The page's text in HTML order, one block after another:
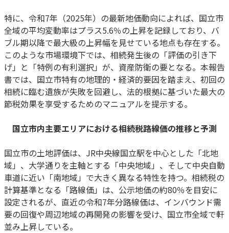
特に、令和7年（2025年）の最新地価動向によれば、国立市
全域の平均変動率はプラス5.6％の上昇を記録しており、バ
ブル期以降で最大級の上昇幅を見せている地点も存在する。
このような市場環境下では、相続発生後の「評価の引き下
げ」と「特例の有利選択」が、資産防衛の要となる。本報告
書では、国立市特有の地理的・経済的要因を踏まえ、初回の
相続に臨む遺族が失敗を回避し、法的根拠に基づいた最大の
節税効果を享受するためのマニュアルを提示する。
国立市内主要エリアにおける相続税路線価の推移と予測
国立市の土地評価は、JR中央線国立駅を中心とした「北地
域」、大学通りを主軸とする「中央地域」、そして中央自動
車道に近い「南地域」で大きく異なる特性を持つ。相続税の
計算基準となる「路線価」は、公示地価の約80％を目安に
設定されるが、直近の令和7年分路線価は、インバウンド需
要の回復や周辺地域の再開発の影響を受け、国立市全域で軒
並み上昇している。